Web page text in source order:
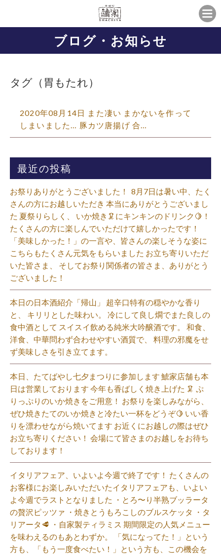
ブログ・お知らせ
タグ（胃もたれ）
2020年08月14日 また凄い まかないを作って
しまいました… 豚カツ唐揚げ 合…
最近の投稿
お祭りありがとうございました！ ⁡ 8月7日は暑い中、たく
さんの方にお越しいただき 本当にありがとうございまし
た 夏祭りらしく、 いか焼き🦑にキンキンのドリンク🍋！
たくさんの方に楽しんでいただけて嬉しかったです！
「美味しかった！」の一言や、皆さんの楽しそうな姿に
こちらもたくさん元気をもらいました️ お立ち寄りいただ
いた皆さま、 そしてお祭り関係者の皆さま、ありがとう
ございました！⁡
本日の日本酒紹介「帰山」 超辛口特有の穏やかな香り
と、 キリリとした味わい。 冷にして良し燗でまた良しの
食中酒として スイスイ飲める純米大吟醸酒です。 和食、
洋食、中華問わず合わせやすい酒質で、 料理の邪魔をせ
ず美味しさを引き立てます。
本日、たてばやし七夕まつりに参加します 鯱家店舗も本
日は営業しております️ 今年も香ばしく焼き上げた 🦑 ぷ
りっぷりのいか焼きをご用意！ お祭りを楽しみながら、
ぜひ焼きたてのいか焼きと冷たい一杯をどうぞ🍋 いい香
りを漂わせながら焼いてます お近くにお越しの際はぜひ
お立ち寄りください！ 会場にて皆さまのお越しをお待ち
しております！
イタリアフェア、いよいよ今週で終了です！ たくさんの
お客様にお楽しみいただいたイタリアフェアも、いよい
よ今週でラストとなりました ・とろ〜り半熟ブッラータ
の贅沢ピッツァ ・焼きとうもろこしのブルスケッタ ・タ
リアータ🥩 ・自家製ティラミス 期間限定の人気メニュー
を味わえるのもあとわずか。 「気になってた！」という
方も、「もう一度食べたい！」という方も、この機会を